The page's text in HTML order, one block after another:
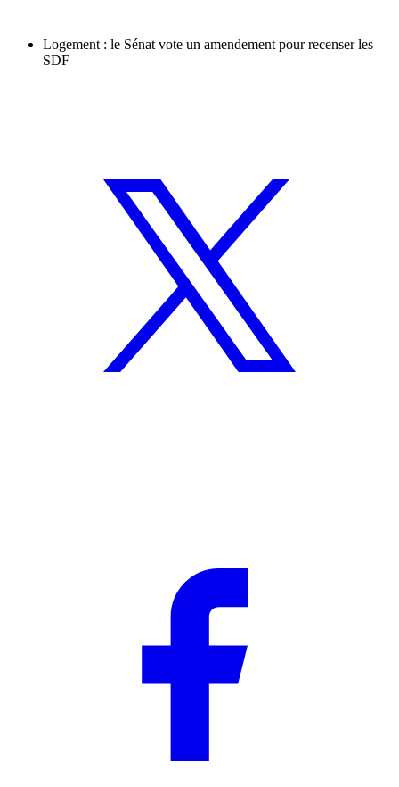
Logement : le Sénat vote un amendement pour recenser les
SDF